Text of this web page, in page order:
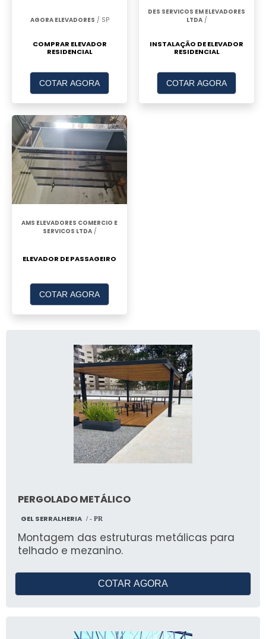
AGORA ELEVADORES / SP
COMPRAR ELEVADOR
RESIDENCIAL
COTAR AGORA
DES SERVICOS EM ELEVADORES
LTDA/
INSTALAÇÃO DE ELEVADOR
RESIDENCIAL
COTAR AGORA
AMS ELEVADORES COMERCIO E
SERVICOS LTDA/
ELEVADOR DE PASSAGEIRO
COTAR AGORA
PERGOLADO METÁLICO
GEL SERRALHERIA / - PR
Montagem das estruturas metálicas para
telhado e mezanino.
COTAR AGORA